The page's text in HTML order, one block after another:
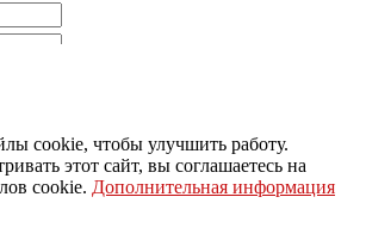
каталога
с вами связался ваш торговый
или дизайн освещения
cookie, чтобы улучшить работу.
этот сайт, вы соглашаетесь на
cookie. Дополнительная информация